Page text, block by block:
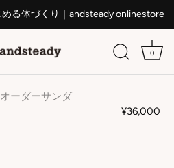
る体づくり｜andsteady onlinestore
0
オーダーサンダ
¥36,000